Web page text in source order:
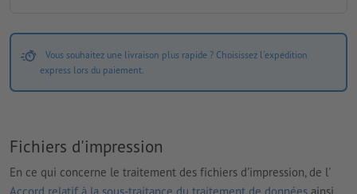
Vous souhaitez une livraison plus rapide ? Choisissez l'expédition
express lors du paiement.
Fichiers d'impression
En ce qui concerne le traitement des fichiers d'impression, de l'